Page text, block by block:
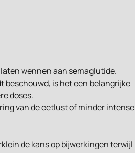
wennen aan semaglutide.
beschouwd, is het een belangrijke
doses.
van de eetlust of minder intense
de kans op bijwerkingen terwijl